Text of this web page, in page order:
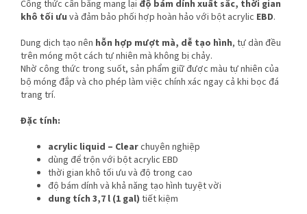
Công thức cân bằng mang lại độ bám dính xuất sắc, thời gian
khô tối ưu và đảm bảo phối hợp hoàn hảo với bột acrylic EBD.
Dung dịch tạo nên hỗn hợp mượt mà, dễ tạo hình, tự dàn đều
trên móng một cách tự nhiên mà không bị chảy.
Nhờ công thức trong suốt, sản phẩm giữ được màu tự nhiên của
bộ móng đắp và cho phép làm việc chính xác ngay cả khi bọc đá
trang trí.
Đặc tính:
acrylic liquid – Clearchuyên nghiệp
dùng để trộn với bột acrylic EBD
thời gian khô tối ưu và độ trong cao
độ bám dính và khả năng tạo hình tuyệt vời
dung tích 3,7 l (1 gal) tiết kiệm